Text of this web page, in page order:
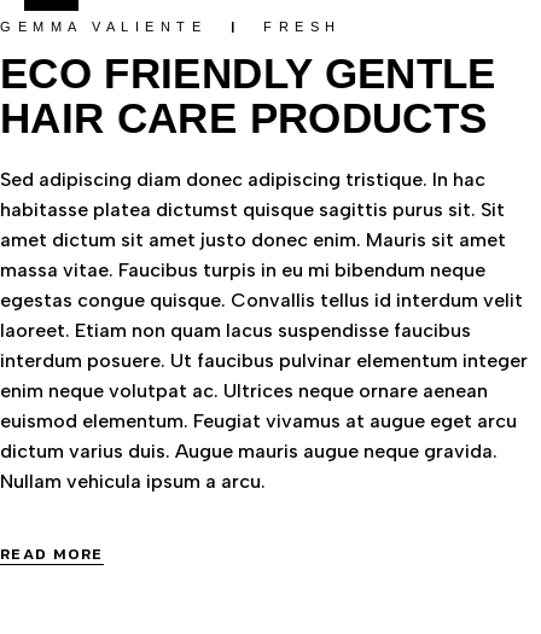
GEMMA VALIENTE FRESH
ECO FRIENDLY GENTLE
HAIR CARE PRODUCTS
Sed adipiscing diam donec adipiscing tristique. In hac
habitasse platea dictumst quisque sagittis purus sit. Sit
amet dictum sit amet justo donec enim. Mauris sit amet
massa vitae. Faucibus turpis in eu mi bibendum neque
egestas congue quisque. Convallis tellus id interdum velit
laoreet. Etiam non quam lacus suspendisse faucibus
interdum posuere. Ut faucibus pulvinar elementum integer
enim neque volutpat ac. Ultrices neque ornare aenean
euismod elementum. Feugiat vivamus at augue eget arcu
dictum varius duis. Augue mauris augue neque gravida.
Nullam vehicula ipsum a arcu.
READ MORE